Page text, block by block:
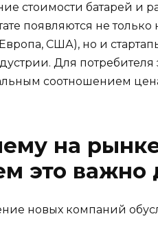
стоимости батарей и
появляются не
Европа, США), но и
Для
соотношением
на
это важно
новых компаний